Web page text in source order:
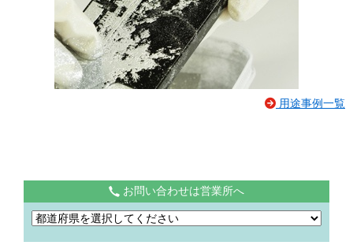
用途事例一覧
お問い合わせは営業所へ